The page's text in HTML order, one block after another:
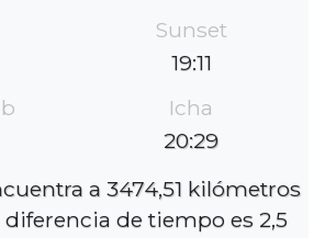
Sunset
19:11
Icha
20:29
a 3474,51 kilómetros
diferencia de tiempo es 2,5